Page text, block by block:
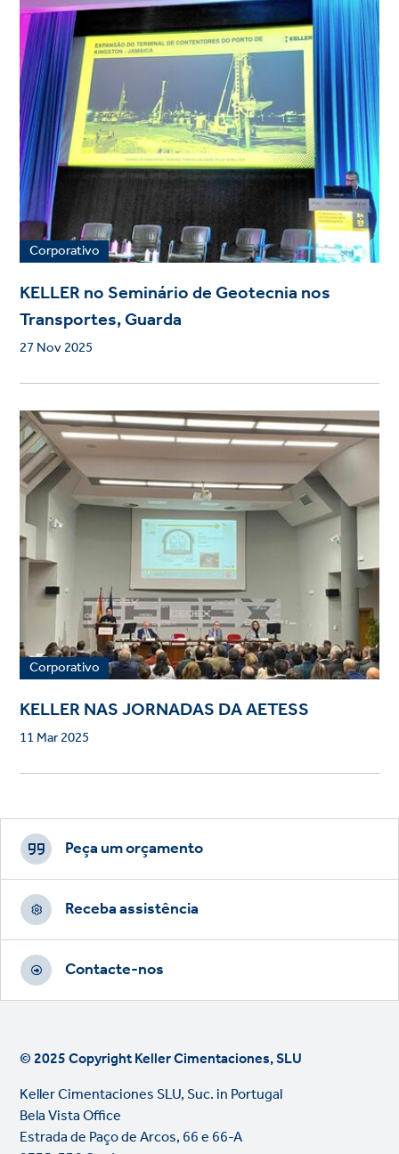
Corporativo
KELLER no Seminário de Geotecnia nos
Transportes, Guarda
27 Nov 2025
Corporativo
KELLER NAS JORNADAS DA AETESS
11 Mar 2025
Footer
CTAs
Peça um orçamento
Receba assistência
Contacte-nos
© 2025 Copyright Keller Cimentaciones, SLU
Keller Cimentaciones SLU, Suc. in Portugal
Bela Vista Office
Estrada de Paço de Arcos, 66 e 66-A